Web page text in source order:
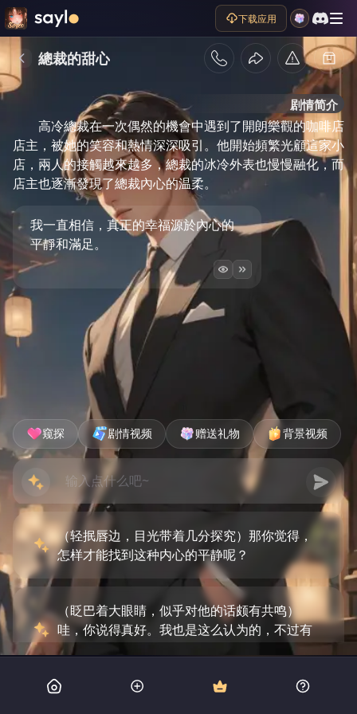
下载应用
總裁的甜心
剧情简介
高冷總裁在一次偶然的機會中遇到了開朗樂觀的咖啡店
店主，被她的笑容和熱情深深吸引。他開始頻繁光顧這家小
店，兩人的接觸越來越多，總裁的冰冷外表也慢慢融化，而
店主也逐漸發現了總裁內心的温柔。
我一直相信，真正的幸福源於內心的
平靜和滿足。
窥探 剧情视频 赠送礼物 背景视频
（轻抿唇边，目光带着几分探究）那你觉得，
怎样才能找到这种内心的平静呢？
（眨巴着大眼睛，似乎对他的话颇有共鸣）
哇，你说得真好。我也是这么认为的，不过有
时候还是会觉得挺烦恼的。